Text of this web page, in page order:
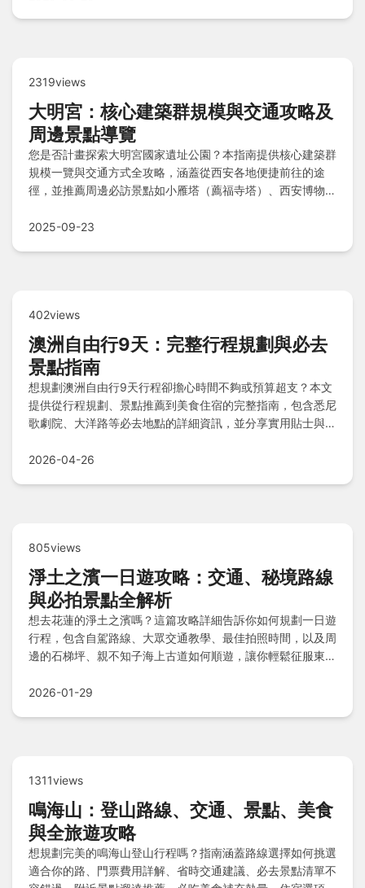
2319views
大明宮：核心建築群規模與交通攻略及
周邊景點導覽
您是否計畫探索大明宮國家遺址公園？本指南提供核心建築群
規模一覽與交通方式全攻略，涵蓋從西安各地便捷前往的途
徑，並推薦周邊必訪景點如小雁塔（薦福寺塔）、西安博物
以及難約但必去的陝西歷史博物館。住宿選項包括西安威斯汀
2025-09-23
402views
澳洲自由行9天：完整行程規劃與必去
景點指南
想規劃澳洲自由行9天行程卻擔心時間不夠或預算超支？本文
提供從行程規劃、景點推薦到美食住宿的完整指南，包含悉尼
歌劇院、大洋路等必去地點的詳細資訊，並分享實用貼士與常
2026-04-26
805views
淨土之濱一日遊攻略：交通、秘境路線
與必拍景點全解析
想去花蓮的淨土之濱嗎？這篇攻略詳細告訴你如何規劃一日遊
行程，包含自駕路線、大眾交通教學、最佳拍照時間，以及周
邊的石梯坪、親不知子海上古道如何順遊，讓你輕鬆征服東海
2026-01-29
1311views
鳴海山：登山路線、交通、景點、美食
與全旅遊攻略
想規劃完美的鳴海山登山行程嗎？指南涵蓋路線選擇如何挑選
適合你的路、門票費用詳解、省時交通建議、必去景點清單不